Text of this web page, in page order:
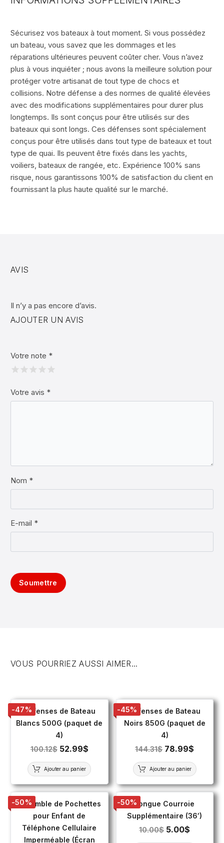
Sécurisez vos bateaux à tout moment. Si vous possédez
un bateau, vous savez que les dommages et les
réparations ultérieures peuvent coûter cher. Vous n’avez
plus à vous inquiéter ; nous avons la meilleure solution pour
protéger votre artisanat de tout type de chocs et
collisions. Notre défense a des normes de qualité élevées
avec des modifications supplémentaires pour durer plus
longtemps. Ils sont conçus pour être utilisés sur des
bateaux qui sont longs. Ces défenses sont spécialement
conçus pour être utilisés dans tout type de bateaux et tout
type de quai. Ils peuvent être fixés dans les yachts,
voiliers, bateaux de rangée, etc. Expérience 100% sans
risque, nous garantissons 100% de satisfaction du client en
fournissant la plus haute qualité sur le marché.
AVIS
Il n’y a pas encore d’avis.
AJOUTER UN AVIS
Votre note *
Votre avis *
Nom *
E-mail *
Soumettre
VOUS POURRIEZ AUSSI AIMER...
-47%Défenses de Bateau
Blancs 500G (paquet de
4)
100.12$ 52.99$
Ajouter au panier
-45%Défenses de Bateau
Noirs 850G (paquet de
4)
144.31$ 78.99$
Ajouter au panier
-50%
Ensemble de Pochettes
pour Enfant de
Téléphone Cellulaire
Imperméable (Écran
-50%Longue Courroie
Supplémentaire (36′)
10.00$ 5.00$